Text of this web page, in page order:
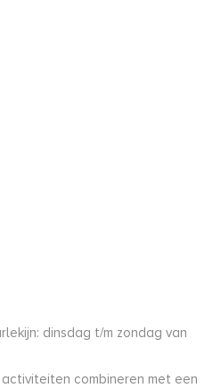
dinsdag t/m zondag van
combineren met een